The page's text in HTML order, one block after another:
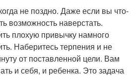
не поздно. Даже если вы что-
возможность наверстать.
плохую привычку намного
Наберитесь терпения и не
от поставленной цели. Вам
и себя, и ребенка. Это задача